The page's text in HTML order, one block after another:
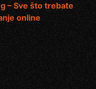
– Sve što trebate
online